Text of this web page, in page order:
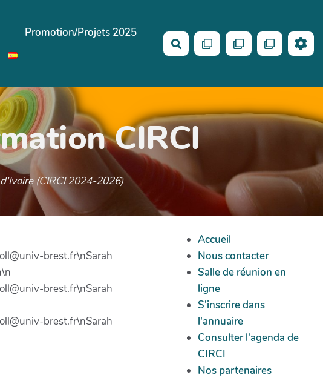
Promotion/Projets 2025
Buscar
CIRCI
(CIRCI 2024-2026)
brest.fr\nSarah
brest.fr\nSarah
brest.fr\nSarah
Accueil
Nous contacter
Salle de réunion en
ligne
S'inscrire dans
l'annuaire
Consulter l'agenda de
CIRCI
Nos partenaires